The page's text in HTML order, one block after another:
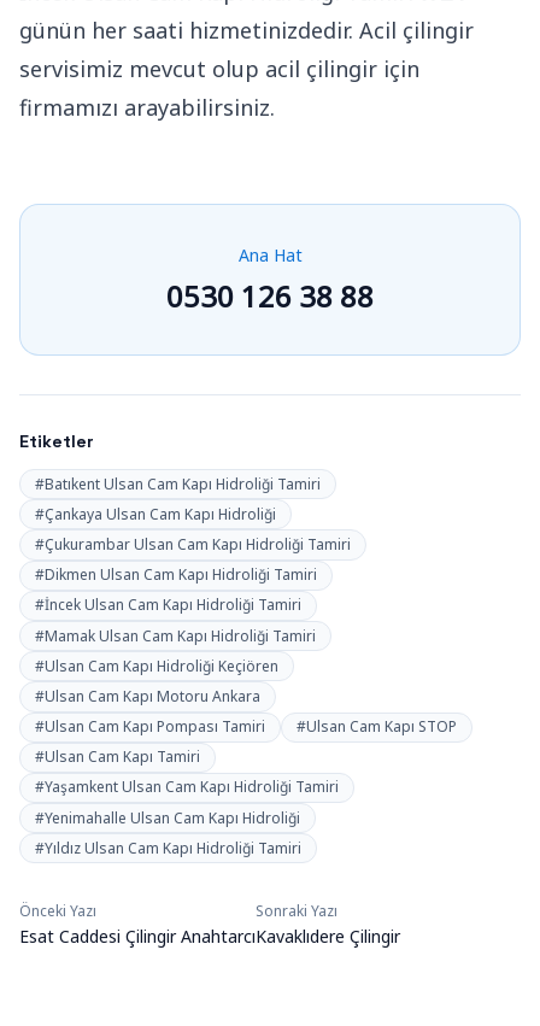
günün her saati hizmetinizdedir. Acil çilingir
servisimiz mevcut olup acil çilingir için
firmamızı arayabilirsiniz.
Ana Hat
0530 126 38 88
Etiketler
#Batıkent Ulsan Cam Kapı Hidroliği Tamiri
#Çankaya Ulsan Cam Kapı Hidroliği
#Çukurambar Ulsan Cam Kapı Hidroliği Tamiri
#Dikmen Ulsan Cam Kapı Hidroliği Tamiri
#İncek Ulsan Cam Kapı Hidroliği Tamiri
#Mamak Ulsan Cam Kapı Hidroliği Tamiri
#Ulsan Cam Kapı Hidroliği Keçiören
#Ulsan Cam Kapı Motoru Ankara
#Ulsan Cam Kapı Pompası Tamiri
#Ulsan Cam Kapı STOP
#Ulsan Cam Kapı Tamiri
#Yaşamkent Ulsan Cam Kapı Hidroliği Tamiri
#Yenimahalle Ulsan Cam Kapı Hidroliği
#Yıldız Ulsan Cam Kapı Hidroliği Tamiri
Yazı
gezinmesi
Önceki Yazı
Esat Caddesi Çilingir Anahtarcı
Sonraki Yazı
Kavaklıdere Çilingir